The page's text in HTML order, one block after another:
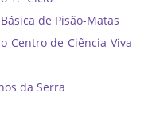
de Pisão-Matas
Centro de Ciência Viva
da Serra